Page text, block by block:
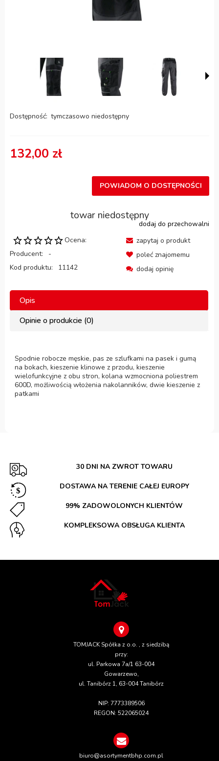
Dostępność: tymczasowo niedostępny
132,00 zł
POWIADOM O DOSTĘPNOŚCI
towar niedostępny
dodaj do przechowalni
Ocena:
Producent:
-
Kod produktu:
11142
zapytaj o produkt
poleć znajomemu
dodaj opinię
Opis
Opinie o produkcie (0)
Spodnie robocze męskie, pas ze szlufkami na pasek i gumą
na bokach, kieszenie klinowe z przodu, kieszenie
wielofunkcyjne z obu stron, kolana wzmocniona poliestrem
600D, możliwością włożenia nakolanników, dwie kieszenie z
patkami
30 DNI NA ZWROT TOWARU
DOSTAWA NA TERENIE CAŁEJ EUROPY
99% ZADOWOLONYCH KLIENTÓW
KOMPLEKSOWA OBSŁUGA KLIENTA
TOMJACK Spółka z o.o. , z siedzibą
przy:
ul. Parkowa 7a/1 63-004
Gowarzewo,
ul. Tanibórz 1, 63-004 Tanibórz
NIP: 7773389506
REGON: 522065024
biuro@asortymentbhp.com.pl